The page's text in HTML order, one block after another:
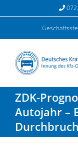
Inhalt
ZDK-
Autojahr –
Durchbruch